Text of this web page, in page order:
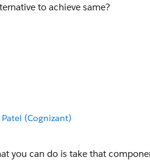
to achieve same?
(Cognizant)
you can do is take that